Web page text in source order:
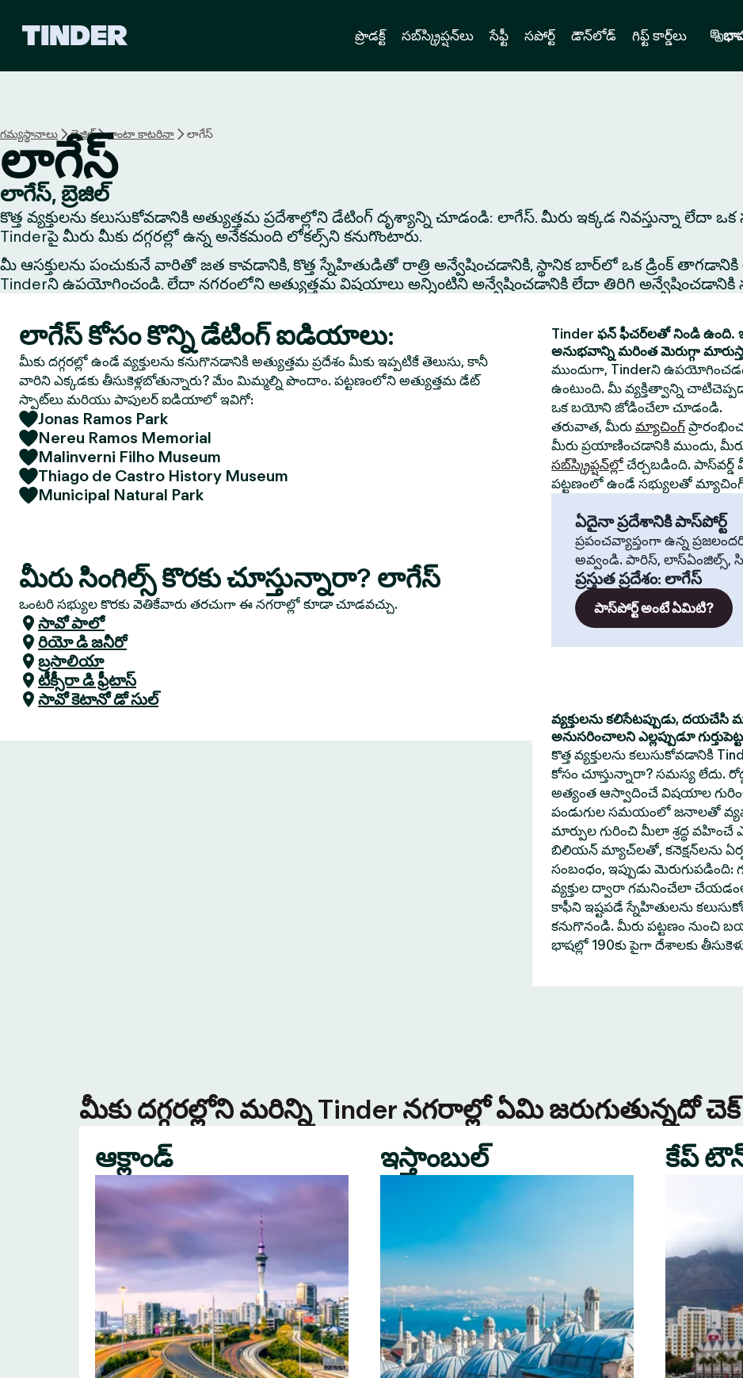
హో
ప్రొడక్ట్ సబ్‌స్క్రిప్షన్‌లు సేఫ్టీ సపోర్ట్ డౌన్‌లోడ్ గిఫ్ట్ కార్డ్‌లు
గమ్యస్థానాలు బ్రెజిల్ శాంటా కాటరినా లాగేస్
లాగేస్
లాగేస్, బ్రెజిల్
కొత్త వ్యక్తులను కలుసుకోవడానికి అత్యుత్తమ ప్రదేశాల్లోని డేటింగ్ దృశ్యాన్ని చూడండి: లాగేస్. మీరు ఇక్కడ నివస్తున్నా లేదా
Tinderపై మీరు మీకు దగ్గరల్లో ఉన్న అనేకమంది లోకల్స్‌ని కనుగొంటారు.
మీ ఆసక్తులను పంచుకునే వారితో జత కావడానికి, కొత్త స్నేహితుడితో రాత్రి అన్వేషించడానికి, స్థానిక బార్‌లో ఒక డ్రింక్
Tinderని ఉపయోగించండి. లేదా నగరంలోని అత్యుత్తమ విషయాలు అన్నింటిని అన్వేషించడానికి లేదా తిరిగి అన్వేషించడానికి
లాగేస్ కోసం కొన్ని డేటింగ్ ఐడియాలు:
మీకు దగ్గరల్లో ఉండే వ్యక్తులను కనుగొనడానికి అత్యుత్తమ ప్రదేశం మీకు ఇప్పటికే తెలుసు, కానీ
వారిని ఎక్కడకు తీసుకెళ్లబోతున్నారు? మేం మిమ్మల్ని పొందాం. పట్టణంలోని అత్యుత్తమ డేట్
స్పాట్‌లు మరియు పాపులర్ ఐడియాలో ఇవిగో:
Jonas Ramos Park
Nereu Ramos Memorial
Malinverni Filho Museum
Thiago de Castro History Museum
Municipal Natural Park
మీరు సింగిల్స్ కొరకు చూస్తున్నారా? లాగేస్
ఒంటరి సభ్యుల కొరకు వెతికేవారు తరచుగా ఈ నగరాల్లో కూడా చూడవచ్చు.
సావో పాలో
రియో డి జనీరో
బ్రసాలియా
టీక్సీరా డి ఫ్రీటాస్
సావో కెటానో డో సుల్
Tinder ఫన్ ఫీచర్‌లతో నిండి ఉంది.
అనుభవాన్ని మరింత మెరుగ్గా
ముందుగా, Tinderని
ఉంటుంది. మీ వ్యక్తిత్వాన్ని
ఒక బయోని జోడించేలా చూడండి.
తరువాత, మీరు మ్యాచింగ్
మీరు ప్రయాణించడానికి ముందు,
సబ్‌స్క్రిప్షన్‌ల్లో చేర్చబడింది.
పట్టణంలో ఉండే సభ్యులతో
ఏదైనా ప్రదేశానికి పాస్‌పోర్ట్
ప్రపంచవ్యాప్తంగా ఉన్న
అవ్వండి. పారిస్, లాస్‌ఏంజిల్స్,
ప్రస్తుత ప్రదేశం: లాగేస్
పాస్‌పోర్ట్ అంటే ఏమిటి?
వ్యక్తులను కలిసేటప్పుడు, దయచేసి
అనుసరించాలని ఎల్లప్పుడూ
కొత్త వ్యక్తులను కలుసుకోవడానికి
కోసం చూస్తున్నారా? సమస్య లేదు.
అత్యంత ఆస్వాదించే విషయాల
పండుగుల సమయంలో జనాలతో
మార్పుల గురించి మీలా శ్రద్ధ వహించే
బిలియన్ మ్యాచ్‌లతో, కనెక్షన్‌లను
సంబంధం, ఇప్పుడు
వ్యక్తుల ద్వారా గమనించేలా
కాఫీని ఇష్టపడే స్నేహితులను
కనుగొనండి. మీరు పట్టణం నుంచి
భాషల్లో 190కు పైగా దేశాలకు
మీకు దగ్గరల్లోని మరిన్ని Tinder నగరాల్లో ఏమి జరుగుతున్నదో
ఆక్లాండ్
ఇస్తాంబుల్ కేప్